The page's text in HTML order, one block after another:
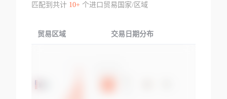
匹配到共计 10+个进口贸易国家/区域
贸易区域 交易日期分布